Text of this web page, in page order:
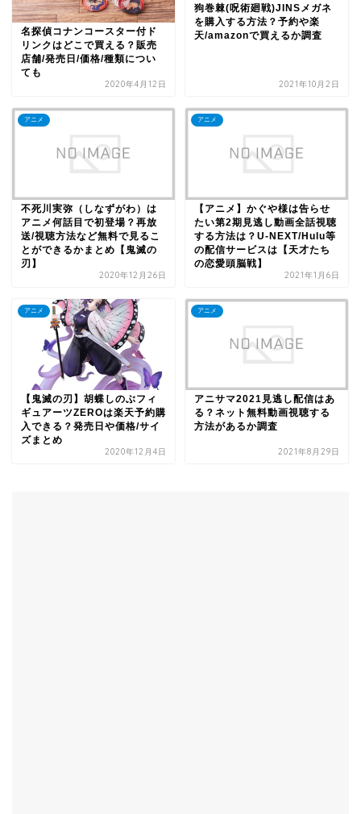
名探偵コナンコースター付ド
リンクはどこで買える？販売
店舗/発売日/価格/種類につい
ても
2020年4月12日
狗巻棘(呪術廻戦)JINSメガネ
を購入する方法？予約や楽
天/amazonで買えるか調査
2021年10月2日
アニメ
不死川実弥（しなずがわ）は
アニメ何話目で初登場？再放
送/視聴方法など無料で見るこ
とができるかまとめ【鬼滅の
刃】
2020年12月26日
アニメ
【アニメ】かぐや様は告らせ
たい第2期見逃し動画全話視聴
する方法は？U-NEXT/Hulu等
の配信サービスは【天才たち
の恋愛頭脳戦】
2021年1月6日
アニメ
【鬼滅の刃】胡蝶しのぶフィ
ギュアーツZEROは楽天予約購
入できる？発売日や価格/サイ
ズまとめ
2020年12月4日
アニメ
アニサマ2021見逃し配信はあ
る？ネット無料動画視聴する
方法があるか調査
2021年8月29日